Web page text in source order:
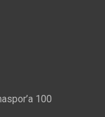
100